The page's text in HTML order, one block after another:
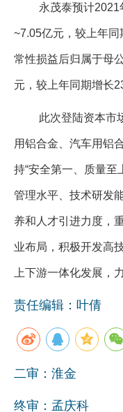
永茂泰预计
~7.05亿元，较上年
常性损益后归属于母
元，较上年同期增长
此次登陆资本市
用铝合金、汽车用铝
持“安全第一、质量至
管理水平、技术研发
养和人才引进力度，
业布局，积极开发高
上下游一体化发展，
责任编辑：叶倩
二审：淮金
终审：孟庆科